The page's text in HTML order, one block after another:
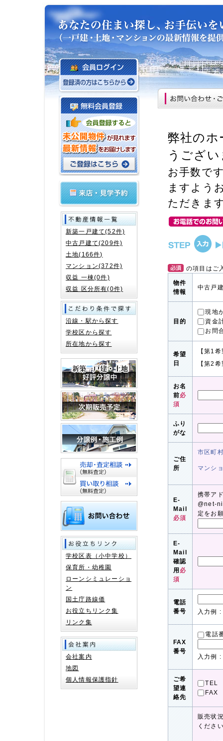
弊社のホ
うござ
お手数で
ますよう
ただきま
の項目はご
物件
情報
中古戸
目的
現地
資金
お問
希望
日
【第1
【第2
お名
前必
須
ふり
がな
ご住
所
市区町
マンシ
E-
Mail
必須
携帯ア
@net-
定をお
E-
Mail
確認
用必
須
電話
番号
入力例
FAX
番号
電話
入力例
ご希
望連
絡先
TEL
FAX
販売状
くださ
新築一戸建て(52件)
中古戸建て(209件)
土地(166件)
マンション(372件)
収益 一棟(0件)
収益 区分所有(0件)
沿線・駅から探す
学校区から探す
所在地から探す
学校区表（小中学校）
保育所・幼稚園
ローンシミュレーショ
ン
国土庁路線価
お役立ちリンク集
リンク集
会社案内
地図
個人情報保護指針